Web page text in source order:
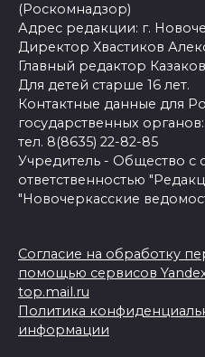
(Роскомнадзор)
Адрес редакции: г.
Директор Хвастиков
Главный редактор
Для детей старше 16 лет.
Контактные данные для
государственных органов:
тел. 8(8635) 22-82-85
Учредитель - Общество с
ответственностью
"Новочеркасские
Согласие на обработку
помощью сервисов
top.mail.ru
Политика
информации